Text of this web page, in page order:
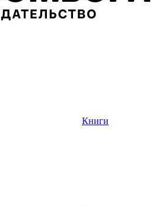
Книги